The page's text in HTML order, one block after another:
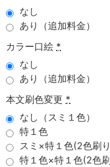
なし
あり（追加料金）
カラー口絵 *
なし
あり（追加料金）
本文刷色変更 *
なし（スミ１色）
特１色
スミ×特１色(2色刷
特１色×特１色(2色